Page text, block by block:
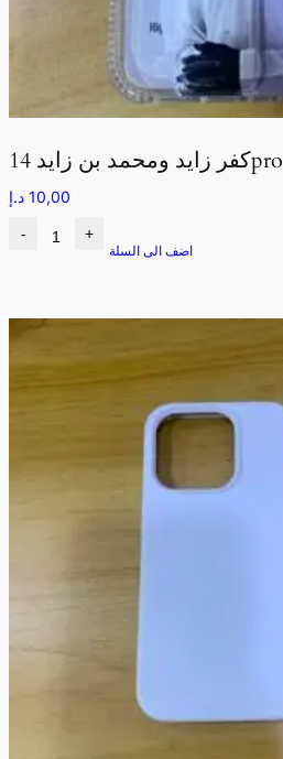
كفر زايد ومحمد بن زايد 14pro
10,00 د.إ
- +
اضف الى السلة